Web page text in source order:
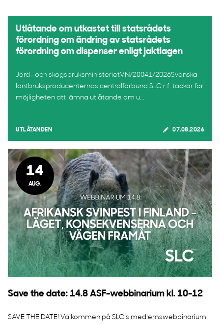
Utlåtande om utkastet till statsrådets
förordning om ändring av statsrådets
förordning om dispenser enligt jaktlagen
Jord- och skogsbruksministerietVN/20041/2026Svenska
lantbruksproducenternas centralförbund SLC r.f. tackar för
möjligheten att lämna utlåtande om u...
UTLÅTANDEN 07.08.2026
14
AUG.
Save the date: 14.8 ASF-webbinarium kl. 10-12
SAVE THE DATE! Välkommen på SLC:s medlemswebbinarium